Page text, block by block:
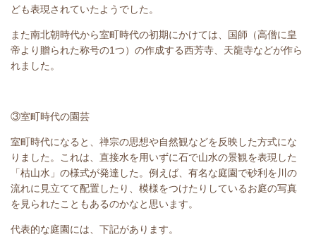
ども表現されていたようでした。
また南北朝時代から室町時代の初期にかけては、国師（高僧に皇
帝より贈られた称号の1つ）の作成する西芳寺、天龍寺などが作ら
れました。
③室町時代の園芸
室町時代になると、禅宗の思想や自然観などを反映した方式にな
りました。これは、直接水を用いずに石で山水の景観を表現した
「枯山水」の様式が発達した。例えば、有名な庭園で砂利を川の
流れに見立てて配置したり、模様をつけたりしているお庭の写真
を見られたこともあるのかなと思います。
代表的な庭園には、下記があります。